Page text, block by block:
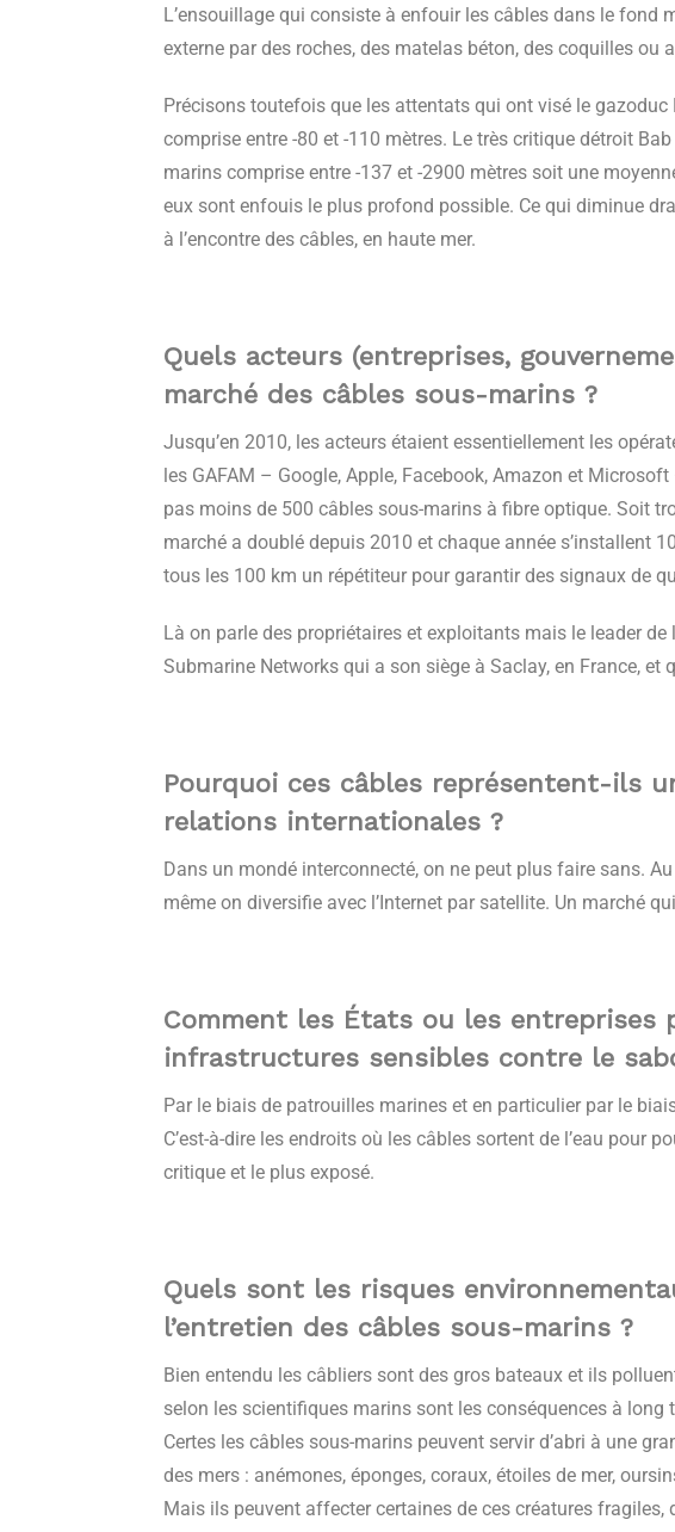
L’ensouillage qui consiste à enfouir les câbles dans le fond
externe par des roches, des matelas béton, des coquilles ou
Précisons toutefois que les attentats qui ont visé le
comprise entre -80 et -110 mètres. Le très critique détroit
marins comprise entre -137 et -2900 mètres soit une
eux sont enfouis le plus profond possible. Ce qui diminue
à l’encontre des câbles, en haute mer.
Quels acteurs (entreprises,
marché des câbles sous-marins ?
Jusqu’en 2010, les acteurs étaient essentiellement les
les GAFAM – Google, Apple, Facebook, Amazon et
pas moins de 500 câbles sous-marins à fibre optique. Soit
marché a doublé depuis 2010 et chaque année s’installent
tous les 100 km un répétiteur pour garantir des signaux de
Là on parle des propriétaires et exploitants mais le leader
Submarine Networks qui a son siège à Saclay, en France, et
Pourquoi ces câbles représentent-ils
relations internationales ?
Dans un mondé interconnecté, on ne peut plus faire sans.
même on diversifie avec l’Internet par satellite. Un marché
Comment les États ou les entreprises
infrastructures sensibles contre le
Par le biais de patrouilles marines et en particulier par le
C’est-à-dire les endroits où les câbles sortent de l’eau pour
critique et le plus exposé.
Quels sont les risques
l’entretien des câbles sous-marins ?
Bien entendu les câbliers sont des gros bateaux et ils
selon les scientifiques marins sont les conséquences à long
Certes les câbles sous-marins peuvent servir d’abri à une
des mers : anémones, éponges, coraux, étoiles de mer,
Mais ils peuvent affecter certaines de ces créatures